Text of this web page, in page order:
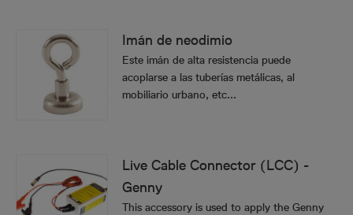
Imán de neodimio
Este imán de alta resistencia puede
acoplarse a las tuberías metálicas, al
mobiliario urbano, etc...
Live Cable Connector (LCC) -
Genny
This accessory is used to apply the Genny